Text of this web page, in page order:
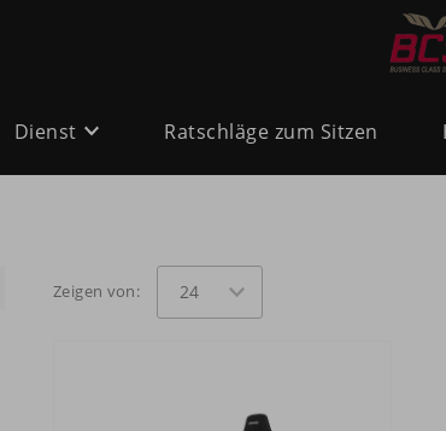
Dienst Ratschläge zum Sitzen
Zeigen von: